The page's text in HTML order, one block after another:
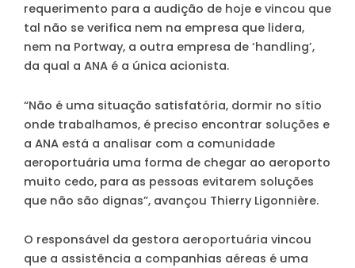
requerimento para a audição de hoje e vincou que
tal não se verifica nem na empresa que lidera,
nem na Portway, a outra empresa de ‘handling’,
da qual a ANA é a única acionista.
“Não é uma situação satisfatória, dormir no sítio
onde trabalhamos, é preciso encontrar soluções e
a ANA está a analisar com a comunidade
aeroportuária uma forma de chegar ao aeroporto
muito cedo, para as pessoas evitarem soluções
que não são dignas”, avançou Thierry Ligonnière.
O responsável da gestora aeroportuária vincou
que a assistência a companhias aéreas é uma